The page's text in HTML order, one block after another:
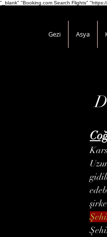
"_blank" "Booking.com Search Flights"
Gezi Asya